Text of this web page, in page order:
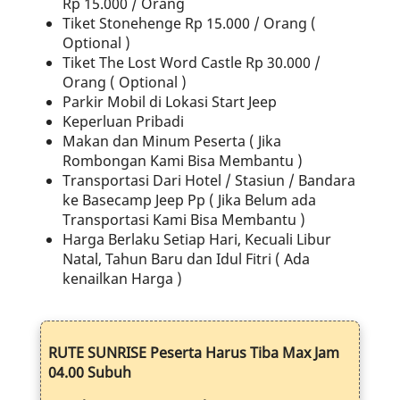
Tiket Stonehenge Rp 15.000 / Orang (
Optional )
Tiket The Lost Word Castle Rp 30.000 /
Orang ( Optional )
Parkir Mobil di Lokasi Start Jeep
Keperluan Pribadi
Makan dan Minum Peserta ( Jika
Rombongan Kami Bisa Membantu )
Transportasi Dari Hotel / Stasiun / Bandara
ke Basecamp Jeep Pp ( Jika Belum ada
Transportasi Kami Bisa Membantu )
Harga Berlaku Setiap Hari, Kecuali Libur
Natal, Tahun Baru dan Idul Fitri ( Ada
kenailkan Harga )
RUTE SUNRISE Peserta Harus Tiba Max Jam
04.00 Subuh